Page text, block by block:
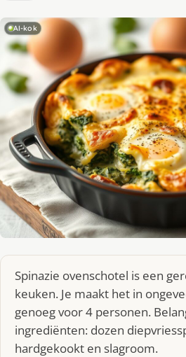
AI-kok
Spinazie ovenschotel is een
keuken. Je maakt het in
genoeg voor 4 personen.
ingrediënten: dozen
hardgekookt en slagroom.